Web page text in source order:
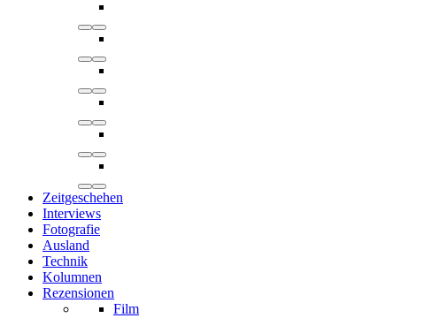
Zeitgeschehen
Interviews
Fotografie
Ausland
Technik
Kolumnen
Rezensionen
Film